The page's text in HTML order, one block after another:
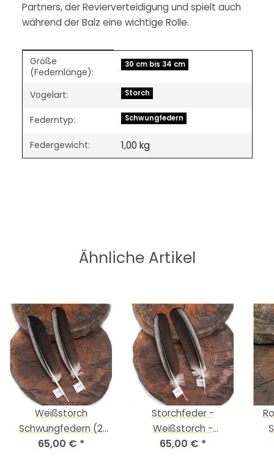
Partners, der Revierverteidigung und spielt auch
während der Balz eine wichtige Rolle.
Produkteigenschaft
Wert
Größe
(Federnlänge):
30 cm bis 34 cm
Vogelart: Storch
Federntyp: Schwungfedern
Federgewicht: 1,00 kg
Ähnliche Artikel
Weißstorch
Schwungfedern (2
Stück) | Vogelfedern |
65,00 € *
Storchfeder -
Weißstorch -
Schwungfedern-Set -
65,00 € *